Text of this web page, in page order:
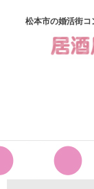
松本市の婚活街コ